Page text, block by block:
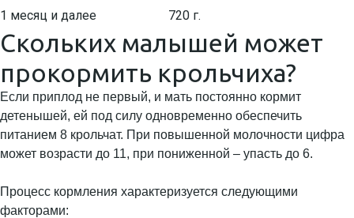
1 месяц и далее
720 г.
Скольких малышей может
прокормить крольчиха?
Если приплод не первый, и мать постоянно кормит
детенышей, ей под силу одновременно обеспечить
питанием 8 крольчат. При повышенной молочности цифра
может возрасти до 11, при пониженной – упасть до 6.
Процесс кормления характеризуется следующими
факторами: